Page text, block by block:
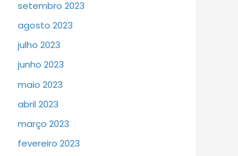
setembro 2023
agosto 2023
julho 2023
junho 2023
maio 2023
abril 2023
março 2023
fevereiro 2023